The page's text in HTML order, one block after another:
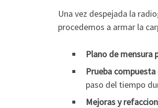
Una vez despejada la
procedemos a armar la
Plano de mensura
Prueba
paso del tiempo
Mejoras y